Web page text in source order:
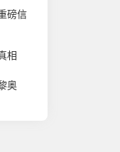
磅信
相
奥